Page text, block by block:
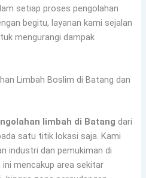
setiap proses pengolahan
begitu, layanan kami sejalan
mengurangi dampak
Limbah Boslim di Batang dan
limbah di Batang dari
satu titik lokasi saja. Kami
industri dan pemukiman di
ini mencakup area sekitar